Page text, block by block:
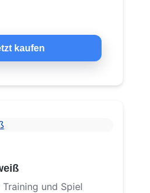
kaufen
und Spiel